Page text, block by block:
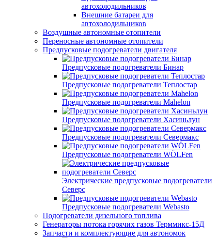
автохолодильников
Внешние батареи для
автохолодильников
Воздушные автономные отопители
Переносные автономные отопители
Предпусковые подогреватели двигателя
Предпусковые подогреватели Бинар
Предпусковые подогреватели Теплостар
Предпусковые подогреватели Mahelon
Предпусковые подогреватели Хасиньлун
Предпусковые подогреватели Севермакс
Предпусковые подогреватели WÖLFen
Электрические предпусковые подогреватели
Северс
Предпусковые подогреватели Webasto
Подогреватели дизельного топлива
Генераторы потока горячих газов Терммикс-15Д
Запчасти и комплектующие для автономок